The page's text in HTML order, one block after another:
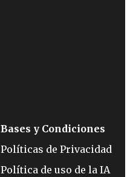
Bases y Condiciones
Políticas de Privacidad
Política de uso de la IA